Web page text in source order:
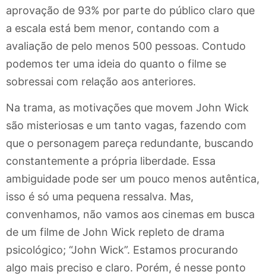
aprovação de 93% por parte do público claro que
a escala está bem menor, contando com a
avaliação de pelo menos 500 pessoas. Contudo
podemos ter uma ideia do quanto o filme se
sobressai com relação aos anteriores.
Na trama, as motivações que movem John Wick
são misteriosas e um tanto vagas, fazendo com
que o personagem pareça redundante, buscando
constantemente a própria liberdade. Essa
ambiguidade pode ser um pouco menos autêntica,
isso é só uma pequena ressalva. Mas,
convenhamos, não vamos aos cinemas em busca
de um filme de John Wick repleto de drama
psicológico; “John Wick”. Estamos procurando
algo mais preciso e claro. Porém, é nesse ponto